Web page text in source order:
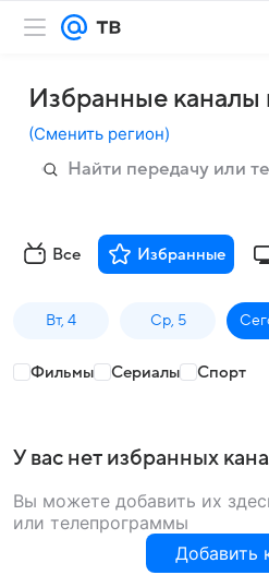
Избранные каналы
(Сменить регион)
Все Избранные
Вт, 4 Ср, 5
Фильмы Сериалы Спорт
У вас нет избранных
Вы можете добавить их
или телепрограммы
Добавить